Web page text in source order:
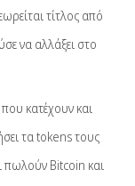
τίτλος από
να αλλάξει στο
κατέχουν και
τα tokens τους
πωλούν Bitcoin και